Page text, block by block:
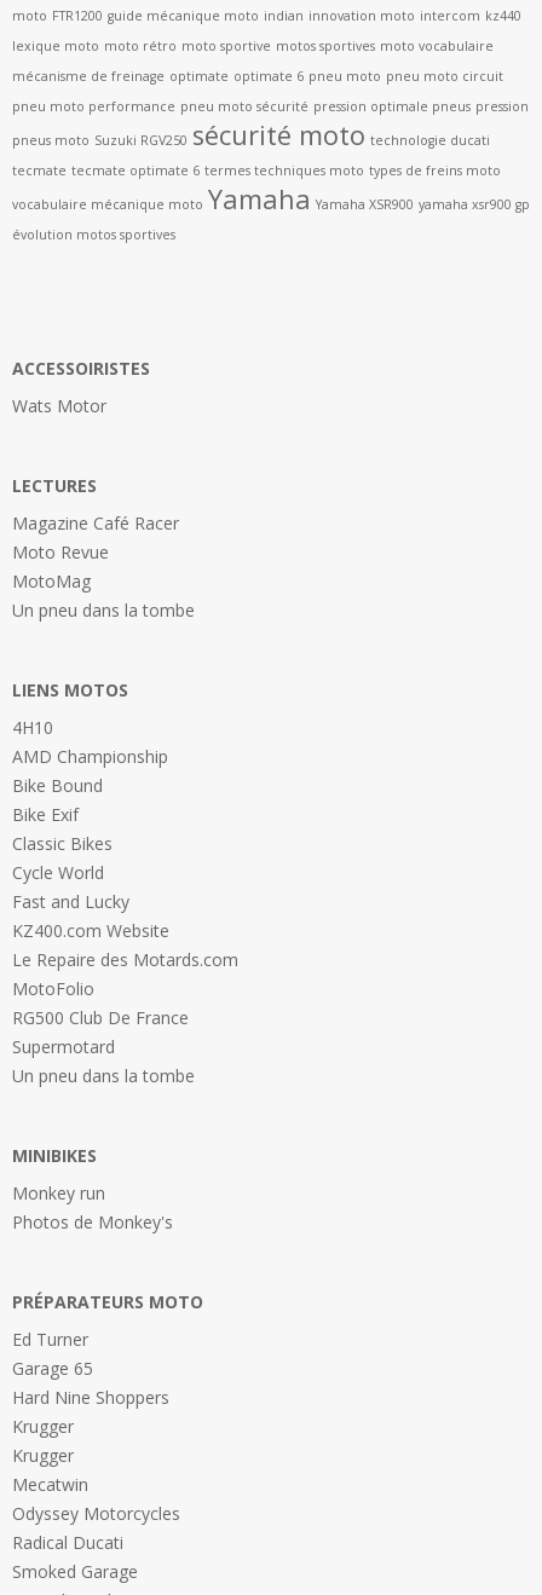
moto FTR1200 guide mécanique moto indian innovation moto intercom kz440
lexique moto moto rétro moto sportive motos sportives moto vocabulaire
mécanisme de freinage optimate optimate 6 pneu moto pneu moto circuit
pneu moto performance pneu moto sécurité pression optimale pneus pression
pneus moto Suzuki RGV250 sécurité moto technologie ducati
tecmate tecmate optimate 6 termes techniques moto types de freins moto
vocabulaire mécanique moto Yamaha Yamaha XSR900 yamaha xsr900 gp
évolution motos sportives
ACCESSOIRISTES
Wats Motor
LECTURES
Magazine Café Racer
Moto Revue
MotoMag
Un pneu dans la tombe
LIENS MOTOS
4H10
AMD Championship
Bike Bound
Bike Exif
Classic Bikes
Cycle World
Fast and Lucky
KZ400.com Website
Le Repaire des Motards.com
MotoFolio
RG500 Club De France
Supermotard
Un pneu dans la tombe
MINIBIKES
Monkey run
Photos de Monkey's
PRÉPARATEURS MOTO
Ed Turner
Garage 65
Hard Nine Shoppers
Krugger
Krugger
Mecatwin
Odyssey Motorcycles
Radical Ducati
Smoked Garage